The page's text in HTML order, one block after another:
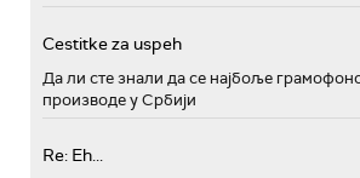
Cestitke za uspeh
Да ли сте знали да се најбоље
производе у Србији
Re: Eh...